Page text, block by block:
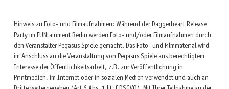
Hinweis zu Foto- und Filmaufnahmen: Während der Daggerheart Release
Party im FUNtainment Berlin werden Foto- und/oder Filmaufnahmen durch
den Veranstalter Pegasus Spiele gemacht. Das Foto- und Filmmaterial wird
im Anschluss an die Veranstaltung von Pegasus Spiele aus berechtigtem
Interesse der Öffentlichkeitsarbeit, z.B. zur Veröffentlichung in
Printmedien, im Internet oder in sozialen Medien verwendet und auch an